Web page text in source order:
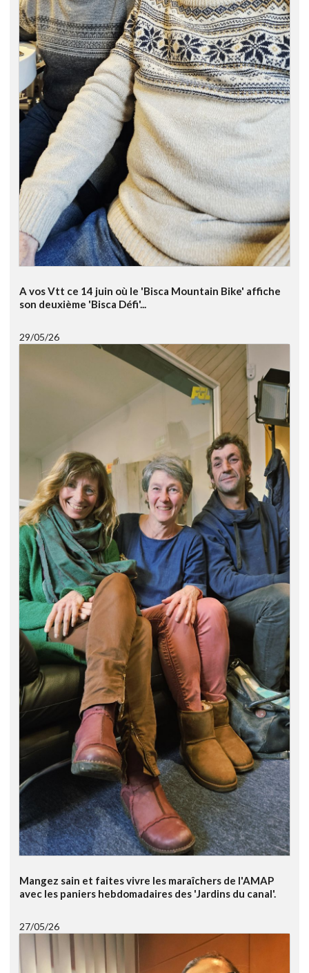
A vos Vtt ce 14 juin où le 'Bisca Mountain Bike' affiche
son deuxième 'Bisca Défi'...
29/05/26
Mangez sain et faites vivre les maraîchers de l'AMAP
avec les paniers hebdomadaires des 'Jardins du canal'.
27/05/26